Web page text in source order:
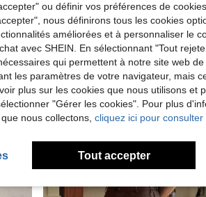
HIMLAND Pantalon de costume décontracté tissé à taille haute et jambe droite pour hommes, style long, convient pour le printemps/été, les vacances, les cadeaux de la fête des pères
de Affaires - Déplacements professionnels Pantalon
4
5% DE RÉDUCTION
Manfinity Mode
-5% Manfinity Mode Pantalon de costume décontracté à rayures bleues pour hommes mûrs et modernes, printemps/été, cérémonie, formel
#2 BEST-SELLERS de Tondu Pantalon de costume pour homme
CA$25.73
ou définir vos préférences de
nous définirons tous les cookies
améliorées et à personnaliser le
avec SHEIN. En sélectionnant "Tout
qui permettent à notre site web
les paramètres de votre navigateur, mais
plus sur les cookies que nous utilisons et
"Gérer les cookies". Pour plus
nous collectons, cliquez ici pour
Tout accepter